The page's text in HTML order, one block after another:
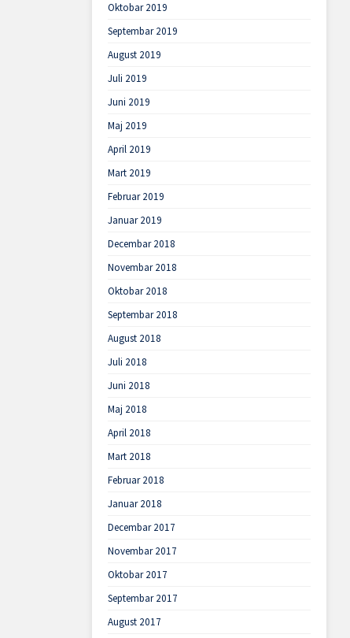
Oktobar 2019
Septembar 2019
August 2019
Juli 2019
Juni 2019
Maj 2019
April 2019
Mart 2019
Februar 2019
Januar 2019
Decembar 2018
Novembar 2018
Oktobar 2018
Septembar 2018
August 2018
Juli 2018
Juni 2018
Maj 2018
April 2018
Mart 2018
Februar 2018
Januar 2018
Decembar 2017
Novembar 2017
Oktobar 2017
Septembar 2017
August 2017